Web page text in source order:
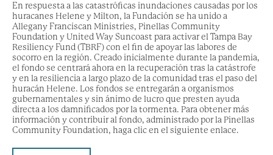
En respuesta a las catastróficas inundaciones causadas por los
huracanes Helene y Milton, la Fundación se ha unido a
Allegany Franciscan Ministries, Pinellas Community
Foundation y United Way Suncoast para activar el Tampa Bay
Resiliency Fund (TBRF) con el fin de apoyar las labores de
socorro en la región. Creado inicialmente durante la pandemia,
el fondo se centrará ahora en la recuperación tras la catástrofe
y en la resiliencia a largo plazo de la comunidad tras el paso del
huracán Helene. Los fondos se entregarán a organismos
gubernamentales y sin ánimo de lucro que presten ayuda
directa a los damnificados por la tormenta. Para obtener más
información y contribuir al fondo, administrado por la Pinellas
Community Foundation, haga clic en el siguiente enlace.